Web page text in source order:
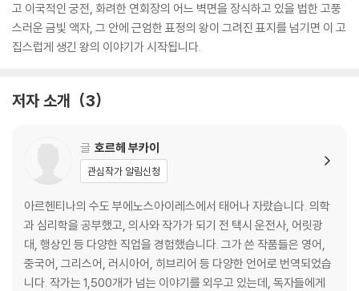
고 이국적인 궁전, 화려한 연회장의 어느 벽면을 장식하고 있을 법한 고풍
스러운 금빛 액자, 그 안에 근엄한 표정의 왕이 그려진 표지를 넘기면 이 고
집스럽게 생긴 왕의 이야기가 시작됩니다.
저자 소개 3
글 호르헤 부카이
관심작가 알림신청
아르헨티나의 수도 부에노스아이레스에서 태어나 자랐습니다. 의학
과 심리학을 공부했고, 의사와 작가가 되기 전 택시 운전사, 어릿광
대, 행상인 등 다양한 직업을 경험했습니다. 그가 쓴 작품들은 영어,
중국어, 그리스어, 러시아어, 히브리어 등 다양한 언어로 번역되었습
니다. 작가는 1,500개가 넘는 이야기를 외우고 있는데, 독자들에게